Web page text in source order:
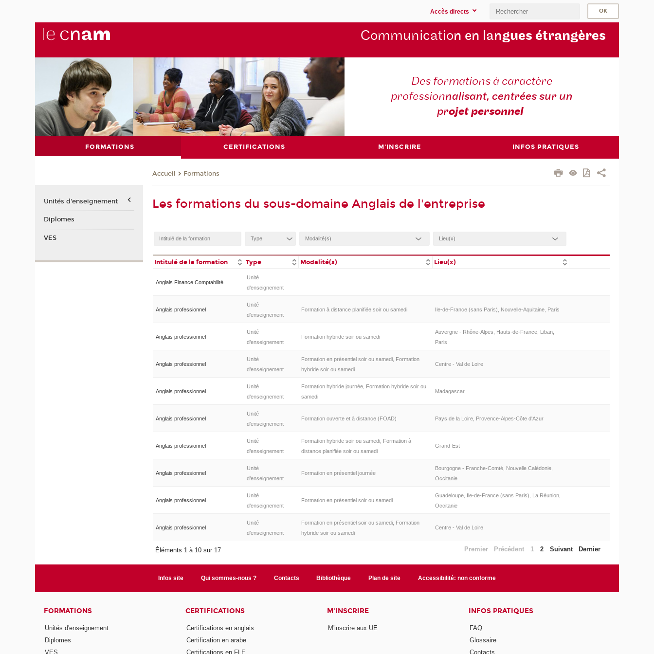
Accès directs
Communication en langues étrangères
Des formations à caractère
professionnalisant, centrées sur un
projet personnel
FORMATIONS CERTIFICATIONS M'INSCRIRE INFOS PRATIQUES
Accueil Formations
Les formations du sous-domaine Anglais de l'entreprise
Intitulé de la formation Type Modalité(s) Lieu(x)
Anglais Finance Comptabilité
Unité
d’enseignement
Anglais professionnel
Unité
d’enseignement
Formation à distance planifiée soir ou samedi Ile-de-France (sans Paris), Nouvelle-Aquitaine, Paris
Anglais professionnel
Unité
d’enseignement
Formation hybride soir ou samedi
Auvergne - Rhône-Alpes, Hauts-de-France, Liban,
Paris
Anglais professionnel
Unité
d’enseignement
Formation en présentiel soir ou samedi, Formation
hybride soir ou samedi
Centre - Val de Loire
Anglais professionnel
Unité
d’enseignement
Formation hybride journée, Formation hybride soir ou
samedi
Madagascar
Anglais professionnel
Unité
d’enseignement
Formation ouverte et à distance (FOAD) Pays de la Loire, Provence-Alpes-Côte d'Azur
Anglais professionnel
Unité
d’enseignement
Formation hybride soir ou samedi, Formation à
distance planifiée soir ou samedi
Grand-Est
Anglais professionnel
Unité
d’enseignement
Formation en présentiel journée
Bourgogne - Franche-Comté, Nouvelle Calédonie,
Occitanie
Anglais professionnel
Unité
d’enseignement
Formation en présentiel soir ou samedi
Guadeloupe, Ile-de-France (sans Paris), La Réunion,
Occitanie
Anglais professionnel
Unité
d’enseignement
Formation en présentiel soir ou samedi, Formation
hybride soir ou samedi
Centre - Val de Loire
Éléments 1 à 10 sur 17 Premier Précédent 1 2 Suivant Dernier
Unités d'enseignement
Diplomes
VES
Infos site Qui sommes-nous ? Contacts Bibliothèque Plan de site Accessibilité: non conforme
FORMATIONS
Unités d'enseignement
Diplomes
VES
CERTIFICATIONS
Certifications en anglais
Certification en arabe
Certifications en FLE
M'INSCRIRE
M'inscrire aux UE
INFOS PRATIQUES
FAQ
Glossaire
Contacts